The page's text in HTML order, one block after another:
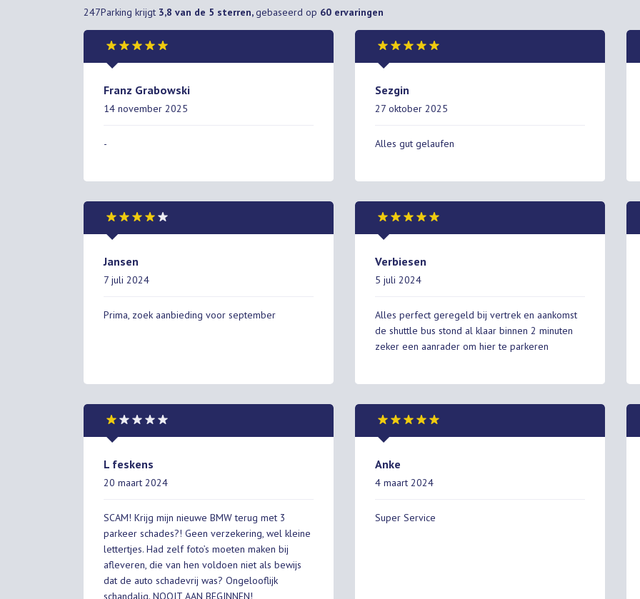
247Parking krijgt 3,8 van de 5 sterren,gebaseerd op 60 ervaringen
Franz Grabowski
14 november 2025
-
Sezgin
27 oktober 2025
Alles gut gelaufen
Jansen
7 juli 2024
Prima, zoek aanbieding voor september
Verbiesen
5 juli 2024
Alles perfect geregeld bij vertrek en aankomst
de shuttle bus stond al klaar binnen 2 minuten
zeker een aanrader om hier te parkeren
L feskens
20 maart 2024
SCAM! Krijg mijn nieuwe BMW terug met 3
parkeer schades?! Geen verzekering, wel kleine
lettertjes. Had zelf foto’s moeten maken bij
afleveren, die van hen voldoen niet als bewijs
dat de auto schadevrij was? Ongelooflijk
schandalig. NOOIT AAN BEGINNEN!
Anke
4 maart 2024
Super Service